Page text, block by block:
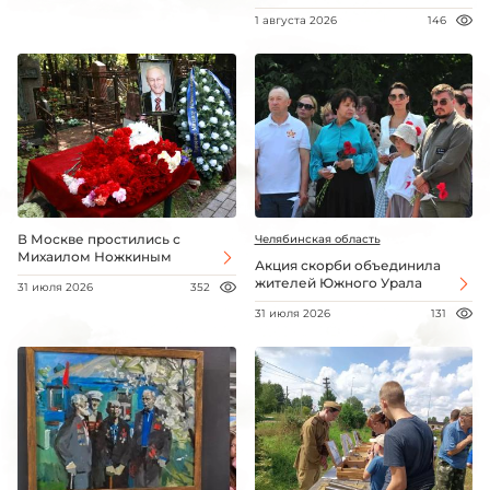
1 августа 2026 146
В Москве простились с
Михаилом Ножкиным
31 июля 2026 352
Челябинская область
Акция скорби объединила
жителей Южного Урала
31 июля 2026 131